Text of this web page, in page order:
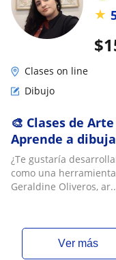
$
★
Clases on line
Dibujo
🎨 Clases de
Aprende a
emociones a
¿Te gustaría
como una
Geraldine Oliveros,
ver más